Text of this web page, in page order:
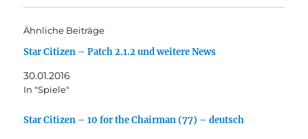
u
ü
b
r
w
i
t
t
r
z
u
a
u
F
z
Ähnliche Beiträge
Star Citizen – Patch 2.1.2 und weitere News
30.01.2016
In "Spiele"
Star Citizen – 10 for the Chairman (77) – deutsch